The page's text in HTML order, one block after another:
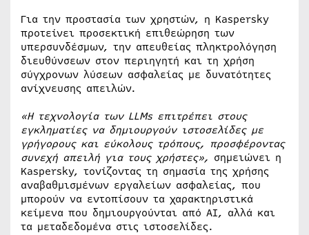
Για την προστασία των χρηστών, η Kaspersky
προτείνει προσεκτική επιθεώρηση των
υπερσυνδέσμων, την απευθείας πληκτρολόγηση
διευθύνσεων στον περιηγητή και τη χρήση
σύγχρονων λύσεων ασφαλείας με δυνατότητες
ανίχνευσης απειλών.
«Η τεχνολογία των LLMs επιτρέπει στους
εγκληματίες να δημιουργούν ιστοσελίδες με
γρήγορους και εύκολους τρόπους, προσφέροντας
συνεχή απειλή για τους χρήστες», σημειώνει η
Kaspersky, τονίζοντας τη σημασία της χρήσης
αναβαθμισμένων εργαλείων ασφαλείας, που
μπορούν να εντοπίσουν τα χαρακτηριστικά
κείμενα που δημιουργούνται από AI, αλλά και
τα μεταδεδομένα στις ιστοσελίδες.